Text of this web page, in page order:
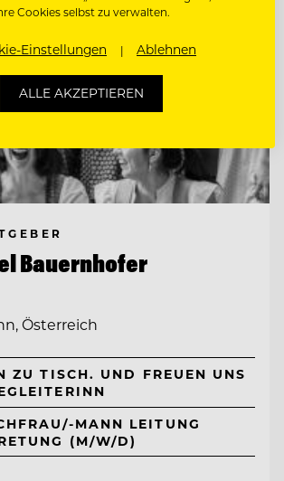
Bauernhofer
Österreich
ZU TISCH. UND FREUEN UNS
MANN LEITUNG
(M/W/D)
Cookies selbst zu verwalten.
Einstellungen Ablehnen
ALLE AKZEPTIEREN